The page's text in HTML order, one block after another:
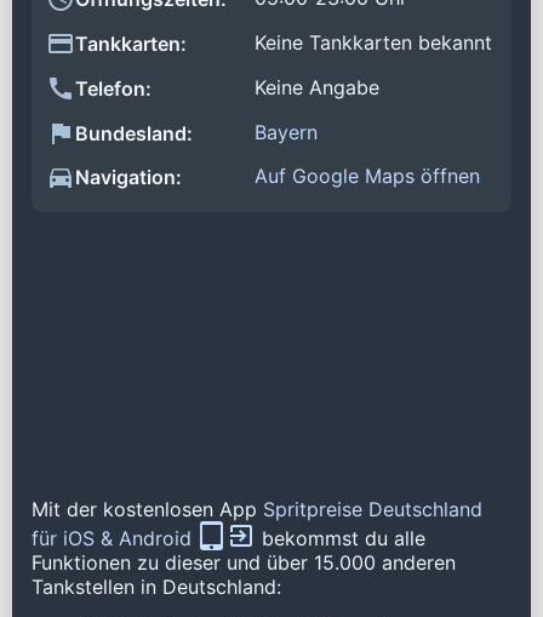
Tankkarten:
Keine Tankkarten bekannt
Telefon:
Keine Angabe
Bundesland:
Bayern
Navigation:
Auf Google Maps öffnen
Mit der kostenlosen App Spritpreise Deutschland
für iOS & Android
bekommst du alle
Funktionen zu dieser und über 15.000 anderen
Tankstellen in Deutschland: